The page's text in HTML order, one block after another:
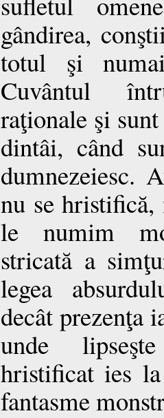
gândirea,
totul şi
Cuvântul
raţionale şi sunt
dintâi, când
dumnezeiesc.
nu se hristifică,
le numim
stricată a
legea
decât prezenţa
unde
hristificat ies
fantasme